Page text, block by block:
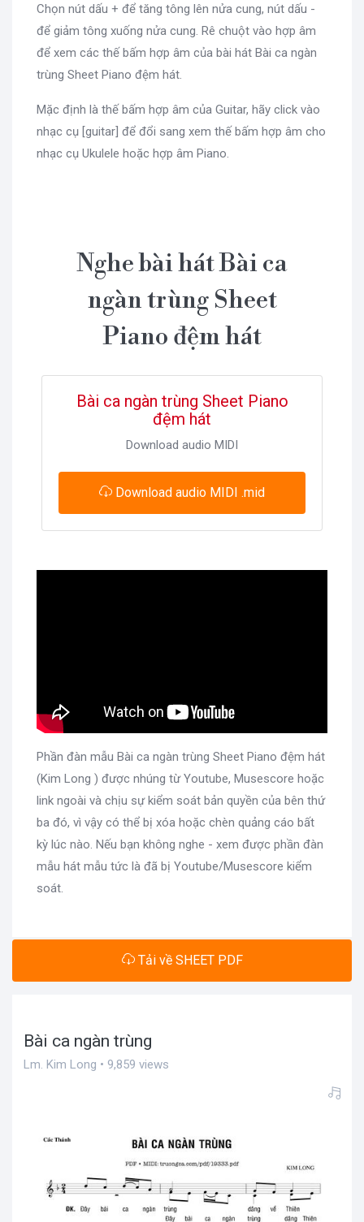
Chọn nút dấu + để tăng tông lên nửa cung, nút dấu -
để giảm tông xuống nửa cung. Rê chuột vào hợp âm
để xem các thế bấm hợp âm của bài hát Bài ca ngàn
trùng Sheet Piano đệm hát.
Mặc định là thế bấm hợp âm của Guitar, hãy click vào
nhạc cụ [guitar] để đổi sang xem thế bấm hợp âm cho
nhạc cụ Ukulele hoặc hợp âm Piano.
Nghe bài hát Bài ca
ngàn trùng Sheet
Piano đệm hát
Bài ca ngàn trùng Sheet Piano
đệm hát
Download audio MIDI
Download audio MIDI .mid
Phần đàn mẫu Bài ca ngàn trùng Sheet Piano đệm hát
(Kim Long ) được nhúng từ Youtube, Musescore hoặc
link ngoài và chịu sự kiểm soát bản quyền của bên thứ
ba đó, vì vậy có thể bị xóa hoặc chèn quảng cáo bất
kỳ lúc nào. Nếu bạn không nghe - xem được phần đàn
mẫu hát mẫu tức là đã bị Youtube/Musescore kiểm
soát.
Tải về SHEET PDF
Bài ca ngàn trùng
Lm. Kim Long • 9,859 views